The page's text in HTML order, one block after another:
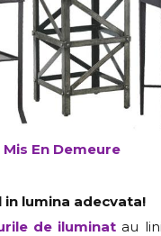
Mis En Demeure
in lumina adecvata!
de iluminat au